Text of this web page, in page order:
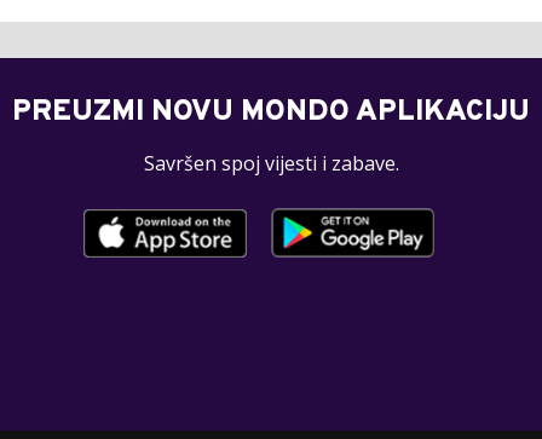
PREUZMI NOVU MONDO APLIKACIJU
Savršen spoj vijesti i zabave.